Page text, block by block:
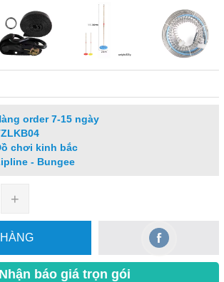
order 7-15 ngày
chơi kinh bắc
- Bungee
+
Nhận báo giá trọn gói